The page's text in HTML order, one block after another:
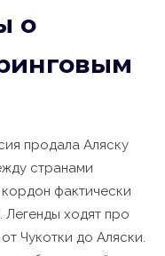
о
продала Аляску
странами
фактически
Легенды ходят про
Чукотки до Аляски.